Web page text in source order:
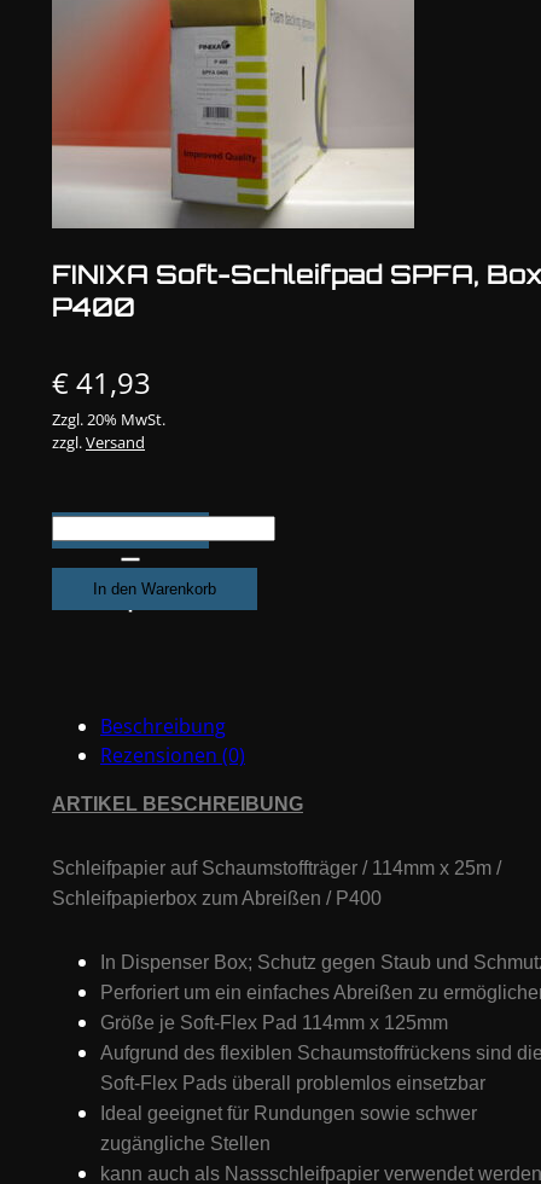
FINIXA Soft-Schleifpad SPFA,
P400
€41,93
Zzgl. 20% MwSt.
zzgl.Versand
FINIXA
Soft-
Schleifpad
SPFA,
In den Warenkorb
Beschreibung
Rezensionen (0)
ARTIKEL BESCHREIBUNG
Schleifpapier auf Schaumstoffträger / 114mm x 25m /
Schleifpapierbox zum Abreißen / P400
In Dispenser Box; Schutz gegen Staub und
Perforiert um ein einfaches Abreißen zu
Größe je Soft-Flex Pad 114mm x 125mm
Aufgrund des flexiblen Schaumstoffrückens sind
Soft-Flex Pads überall problemlos einsetzbar
Ideal geeignet für Rundungen sowie schwer
zugängliche Stellen
kann auch als Nassschleifpapier verwendet werden